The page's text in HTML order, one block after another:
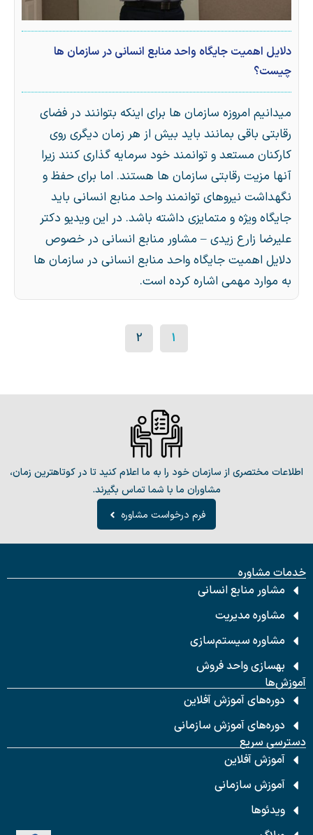
دلایل اهمیت جایگاه واحد منابع انسانی در سازمان ها
چیست؟
میدانیم امروزه سازمان ها برای اینکه بتوانند در فضای
رقابتی باقی بمانند باید بیش از هر زمان دیگری روی
کارکنان مستعد و توانمند خود سرمایه گذاری کنند زیرا
آنها مزیت رقابتی سازمان ها هستند. اما برای حفظ و
نگهداشت نیروهای توانمند واحد منابع انسانی باید
جایگاه ویژه و متمایزی داشته باشد. در این ویدیو دکتر
علیرضا زارع زیدی – مشاور منابع انسانی در خصوص
دلایل اهمیت جایگاه واحد منابع انسانی در سازمان ها
به موارد مهمی اشاره کرده است.
1
2
اطلاعات مختصری از سازمان خود را به ما اعلام کنید تا در کوتاهترین زمان،
مشاوران ما با شما تماس بگیرند.
فرم درخواست مشاوره
خدمات مشاوره
مشاور منابع انسانی
مشاوره مدیریت
مشاوره سیستم‌سازی
بهسازی واحد فروش
آموزش‌ها
دوره‌های آموزش آفلاین
دوره‌های آموزش سازمانی
دسترسی سریع
آموزش آفلاین
آموزش سازمانی
ویدئوها